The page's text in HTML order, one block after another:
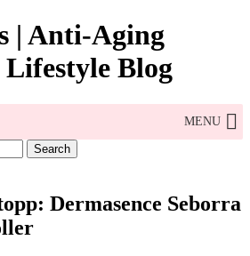
| Anti-Aging
Blog
MENU
Dermasence Seborra